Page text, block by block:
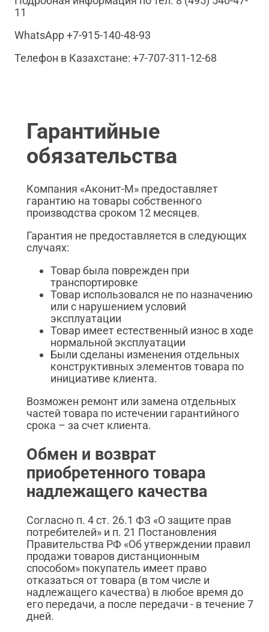
11
WhatsApp +7-915-140-48-93
Телефон в Казахстане: +7-707-311-12-68
Гарантийные
обязательства
Компания «Аконит-М» предоставляет
гарантию на товары собственного
производства сроком 12 месяцев.
Гарантия не предоставляется в следующих
случаях:
Товар была поврежден при
транспортировке
Товар использовался не по назначению
или с нарушением условий
эксплуатации
Товар имеет естественный износ в ходе
нормальной эксплуатации
Были сделаны изменения отдельных
конструктивных элементов товара по
инициативе клиента.
Возможен ремонт или замена отдельных
частей товара по истечении гарантийного
срока – за счет клиента.
Обмен и возврат
приобретенного товара
надлежащего качества
Согласно п. 4 ст. 26.1 ФЗ «О защите прав
потребителей» и п. 21 Постановления
Правительства РФ «Об утверждении правил
продажи товаров дистанционным
способом» покупатель имеет право
отказаться от товара (в том числе и
надлежащего качества) в любое время до
его передачи, а после передачи - в течение 7
дней.